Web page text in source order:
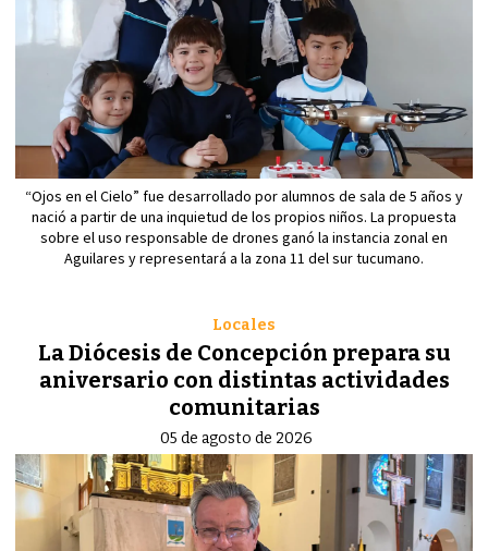
“Ojos en el Cielo” fue desarrollado por alumnos de sala de 5 años y
nació a partir de una inquietud de los propios niños. La propuesta
sobre el uso responsable de drones ganó la instancia zonal en
Aguilares y representará a la zona 11 del sur tucumano.
La Diócesis de Concepción prepara su
aniversario con distintas actividades
comunitarias
Locales
05 de agosto de 2026